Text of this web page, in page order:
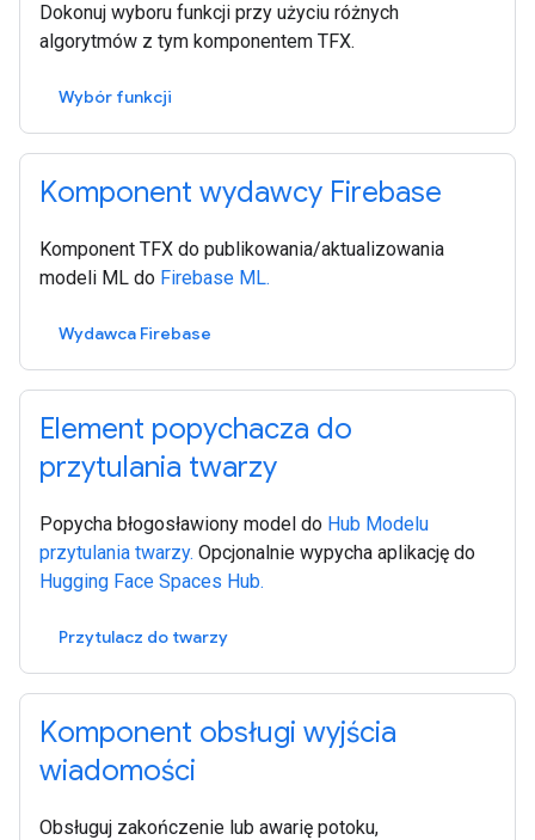
Dokonuj wyboru funkcji przy użyciu różnych
algorytmów z tym komponentem TFX.
Wybór funkcji
Komponent wydawcy Firebase
Komponent TFX do publikowania/aktualizowania
modeli ML do Firebase ML.
Wydawca Firebase
Element popychacza do
przytulania twarzy
Popycha błogosławiony model do Hub Modelu
przytulania twarzy. Opcjonalnie wypycha aplikację do
Hugging Face Spaces Hub.
Przytulacz do twarzy
Komponent obsługi wyjścia
wiadomości
Obsługuj zakończenie lub awarię potoku,